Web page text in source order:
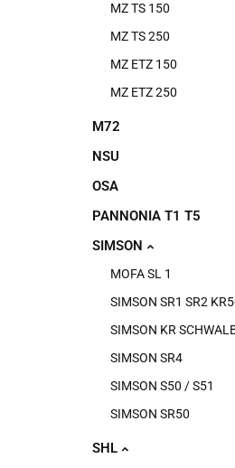
MZ TS 150
MZ TS 250
MZ ETZ 150
MZ ETZ 250
M72
NSU
OSA
PANNONIA T1 T5
SIMSON
MOFA SL 1
SIMSON SR1 SR2
SIMSON KR
SIMSON SR4
SIMSON S50 / S51
SIMSON SR50
SHL